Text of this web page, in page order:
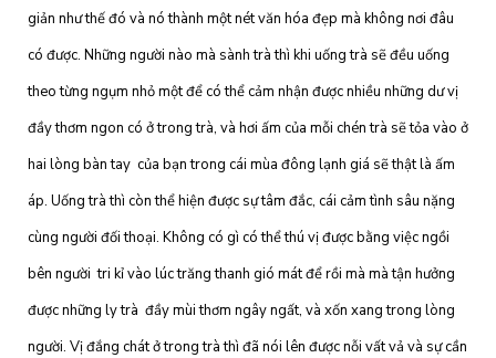
giản như thế đó và nó thành một nét văn hóa đẹp mà không nơi đâu
có được. Những người nào mà sành trà thì khi uống trà sẽ đều uống
theo từng ngụm nhỏ một để có thể cảm nhận được nhiều những dư vị
đầy thơm ngon có ở trong trà, và hơi ấm của mỗi chén trà sẽ tỏa vào ở
hai lòng bàn tay của bạn trong cái mùa đông lạnh giá sẽ thật là ấm
áp. Uống trà thì còn thể hiện được sự tâm đắc, cái cảm tình sâu nặng
cùng người đối thoại. Không có gì có thể thú vị được bằng việc ngồi
bên người tri kỉ vào lúc trăng thanh gió mát để rồi mà mà tận hưởng
được những ly trà đầy mùi thơm ngây ngất, và xốn xang trong lòng
người. Vị đắng chát ở trong trà thì đã nói lên được nỗi vất vả và sự cần